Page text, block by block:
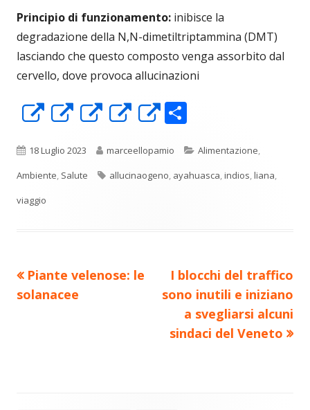
Principio di funzionamento: inibisce la
degradazione della N,N-dimetiltriptammina (DMT)
lasciando che questo composto venga assorbito dal
cervello, dove provoca allucinazioni
Apre
una
nuova
finestra
Apre
una
nuova
Apre
una
nuova
Apre
una
nuova
Apre
una
nuova
n
di
Pubblicato
18 Luglio 2023 Autore
marceellopamio Categorie
Alimentazione,
Ambiente, Salute Tag
allucinaogeno, ayahuasca,indios,liana,
viaggio
Navigazione
Precedente
articolo:
Piante velenose: le
solanacee
Nuovo
articolo:
I blocchi del traffico
sono inutili e iniziano
a svegliarsi alcuni
sindaci del Veneto